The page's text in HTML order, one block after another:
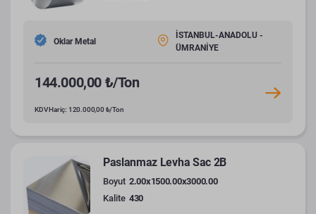
Oklar Metal
İSTANBUL-ANADOLU -
ÜMRANİYE
144.000,00 ₺/Ton
KDV Hariç: 120.000,00 ₺/Ton
Paslanmaz Levha Sac 2B
Boyut 2.00x1500.00x3000.00
Kalite 430